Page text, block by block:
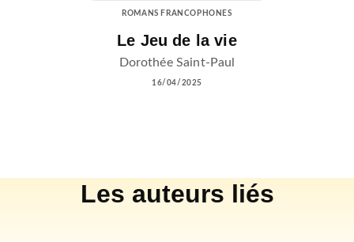
ROMANS FRANCOPHONES
Le Jeu de la vie
Dorothée Saint-Paul
16/04/2025
Les auteurs liés